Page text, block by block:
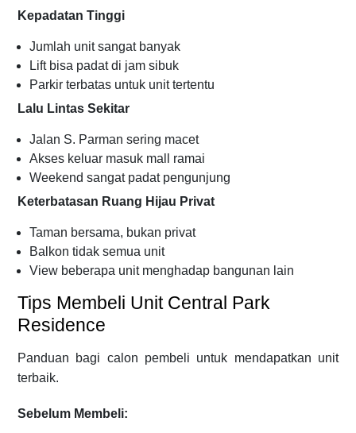
Kepadatan Tinggi
Jumlah unit sangat banyak
Lift bisa padat di jam sibuk
Parkir terbatas untuk unit tertentu
Lalu Lintas Sekitar
Jalan S. Parman sering macet
Akses keluar masuk mall ramai
Weekend sangat padat pengunjung
Keterbatasan Ruang Hijau Privat
Taman bersama, bukan privat
Balkon tidak semua unit
View beberapa unit menghadap bangunan lain
Tips Membeli Unit Central Park
Residence
Panduan bagi calon pembeli untuk mendapatkan unit
terbaik.
Sebelum Membeli: